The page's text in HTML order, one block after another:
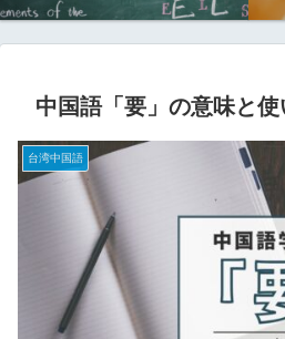
中国語「要」の意味と使
台湾中国語